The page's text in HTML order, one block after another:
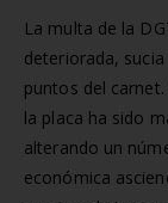
La multa de la
deteriorada,
puntos del
la placa ha sido
alterando un
económica